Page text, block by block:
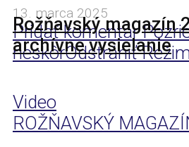
13. marca 2025
Pridať komentár
neskôrOdstrániť
Rožňavský magazín
archívne vysielanie
Video
ROŽŇAVSKÝ